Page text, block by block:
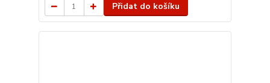
Přidat do košíku